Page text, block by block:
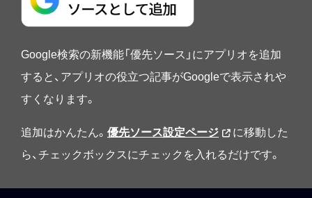
Google検索の新機能「優先ソース」にアプリオを追加
すると、アプリオの役立つ記事がGoogleで表示されや
すくなります。
追加はかんたん。 優先ソース設定ページ
に移動した
ら、チェックボックスにチェックを入れるだけです。